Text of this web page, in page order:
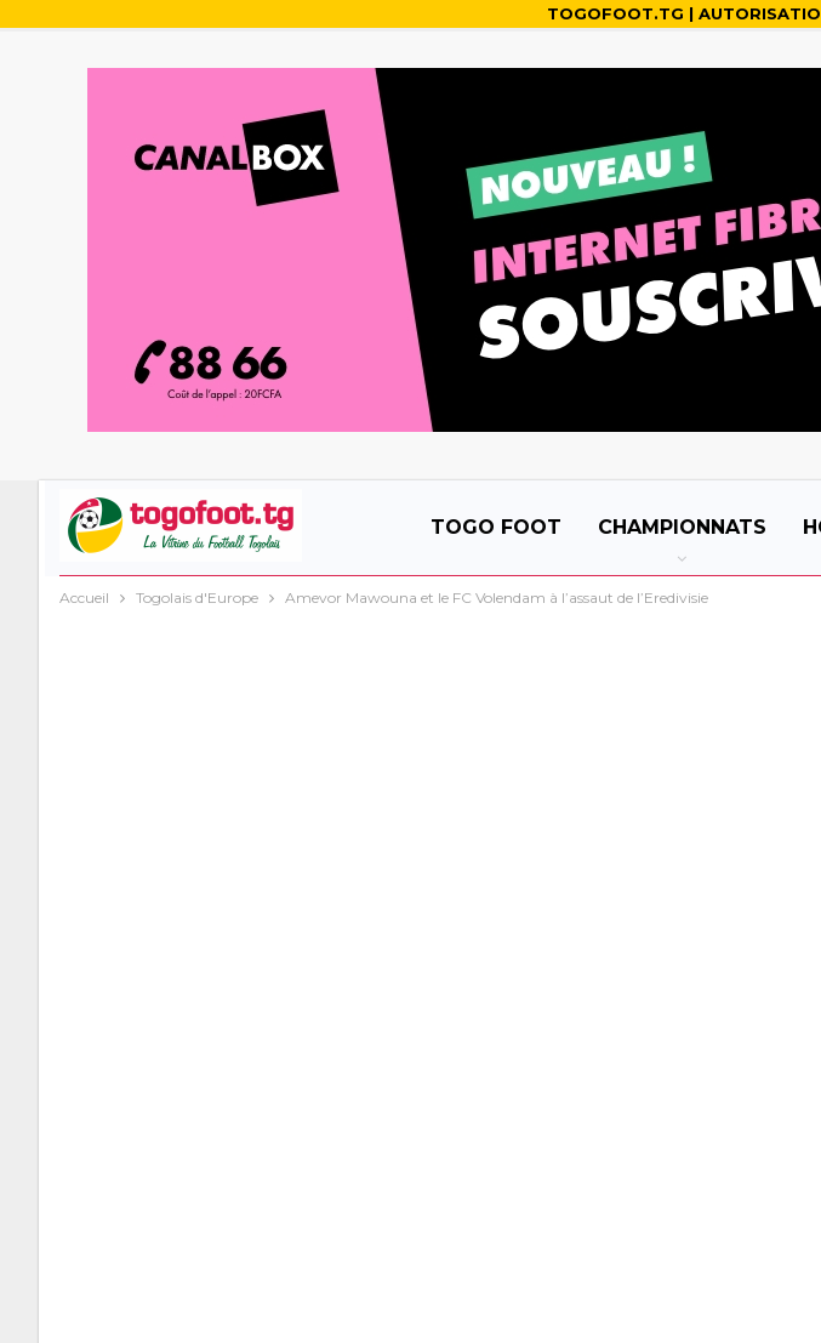
TOGOFOOT.TG |
TOGO FOOT CHAMPIONNATS
Accueil Togolais d'Europe Amevor Mawouna et le FC Volendam à l’assaut de l’Eredivisie